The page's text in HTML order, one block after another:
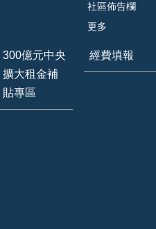
社區佈告欄
更多
300億元中央
擴大租金補
貼專區
經費填報